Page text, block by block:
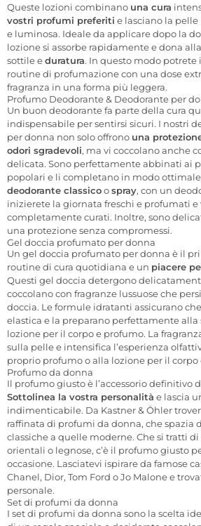
Queste lozioni combinano una cura
vostri profumi preferiti e lasciano la
e luminosa. Ideale da applicare dopo la
lozione si assorbe rapidamente e dona
sottile eduratura. In questo modo potrete
routine di profumazione con una dose
fragranza in una forma più leggera.
Profumo Deodorante & Deodorante per
Un buon deodorante fa parte della cura
indispensabile per sentirsi sicuri. I nostri
per donna non solo offrono una
odori sgradevoli, ma vi coccolano anche
delicata. Sono perfettamente abbinati ai
popolari e li completano in modo
deodorante classicoospray, con un
inizierete la giornata freschi e profumati e
completamente curati. Inoltre, sono
una protezione senza compromessi.
Gel doccia profumato per donna
Un gel doccia profumato per donna è il
routine di cura quotidiana e un piacere
Questi gel doccia detergono
coccolano con fragranze lussuose che
doccia. Le formule idratanti assicurano
elastica e la preparano perfettamente alla
lozione per il corpo e profumo. La
sulla pelle e intensifica l’esperienza
proprio profumo o alla lozione per il corpo
Profumo da donna
Il profumo giusto è l’accessorio definitivo
Sottolinea la vostra personalità e lascia
indimenticabile. Da Kastner & Öhler
raffinata di profumi da donna, che spazia
classiche a quelle moderne. Che si tratti
orientali o legnose, c’è il profumo giusto
occasione. Lasciatevi ispirare da famose
Chanel, Dior, Tom Ford o Jo Malone e
personale.
Set di profumi da donna
I set di profumi da donna sono la scelta